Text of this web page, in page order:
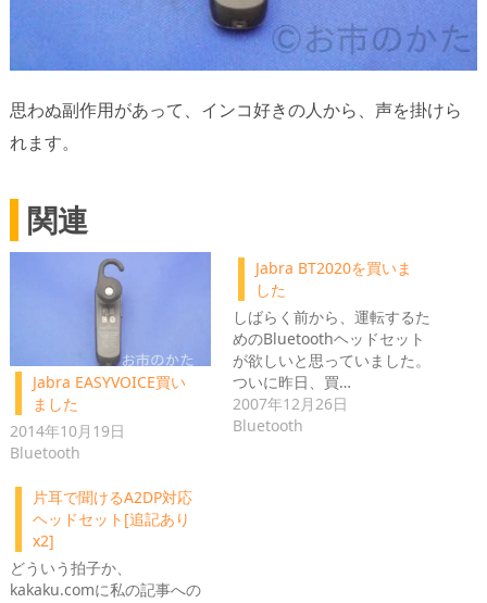
思わぬ副作用があって、インコ好きの人から、声を掛けら
れます。
関連
Jabra EASYVOICE買い
ました
2014年10月19日
Bluetooth
Jabra BT2020を買いま
した
しばらく前から、運転するた
めのBluetoothヘッドセット
が欲しいと思っていました。
ついに昨日、買…
2007年12月26日
Bluetooth
片耳で聞けるA2DP対応
ヘッドセット[追記あり
x2]
どういう拍子か、
kakaku.comに私の記事への